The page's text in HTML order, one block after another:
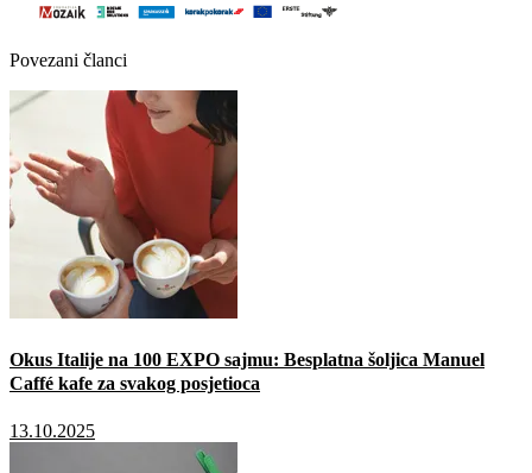
Povezani članci
Okus Italije na 100 EXPO sajmu: Besplatna šoljica Manuel
Caffé kafe za svakog posjetioca
13.10.2025